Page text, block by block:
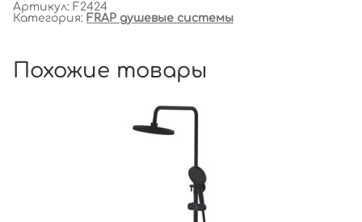
Артикул: F2424
Категория: FRAP душевые системы
Похожие товары